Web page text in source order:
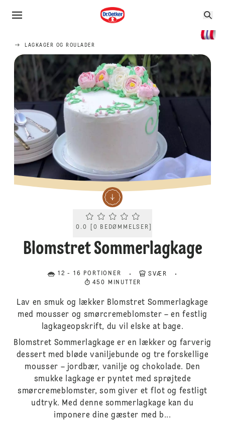
LAGKAGER OG ROULADER
Current rating 0.0. Click to rate.
0.0 0 BEDØMMELSER
Blomstret Sommerlagkage
12 - 16 PORTIONER
SVÆR
450 MINUTTER
Lav en smuk og lækker Blomstret Sommerlagkage
med mousser og smørcremeblomster – en festlig
lagkageopskrift, du vil elske at bage.
Blomstret Sommerlagkage er en lækker og farverig
dessert med bløde vaniljebunde og tre forskellige
mousser – jordbær, vanilje og chokolade. Den
smukke lagkage er pyntet med sprøjtede
smørcremeblomster, som giver et flot og festligt
udtryk. Med denne sommerlagkage kan du
imponere dine gæster med b...